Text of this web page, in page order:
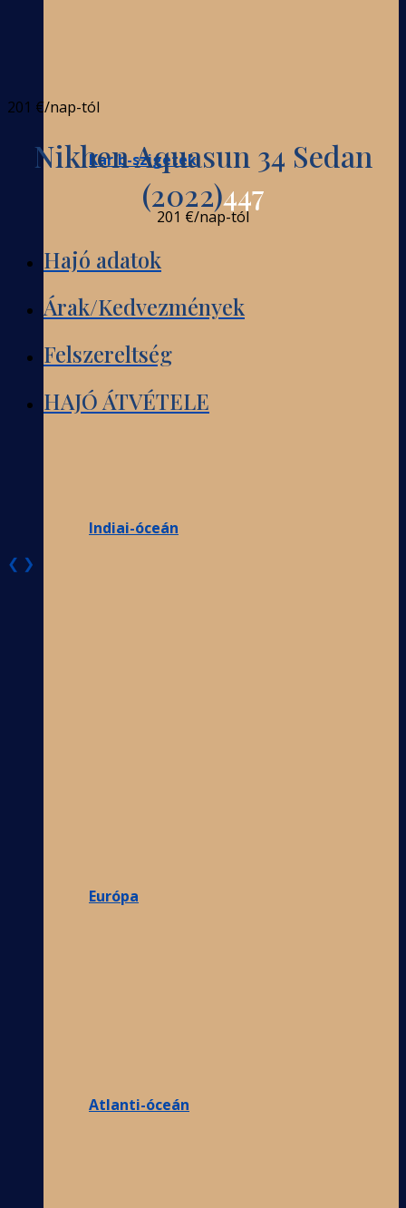
Karib-szigetek
Indiai-óceán
Európa
Atlanti-óceán
201 €/nap-tól
Nikhen Aquasun 34 Sedan
(2022)447
201 €/nap-tól
Hajó adatok
Árak/Kedvezmények
Felszereltség
HAJÓ ÁTVÉTELE
❮ ❯